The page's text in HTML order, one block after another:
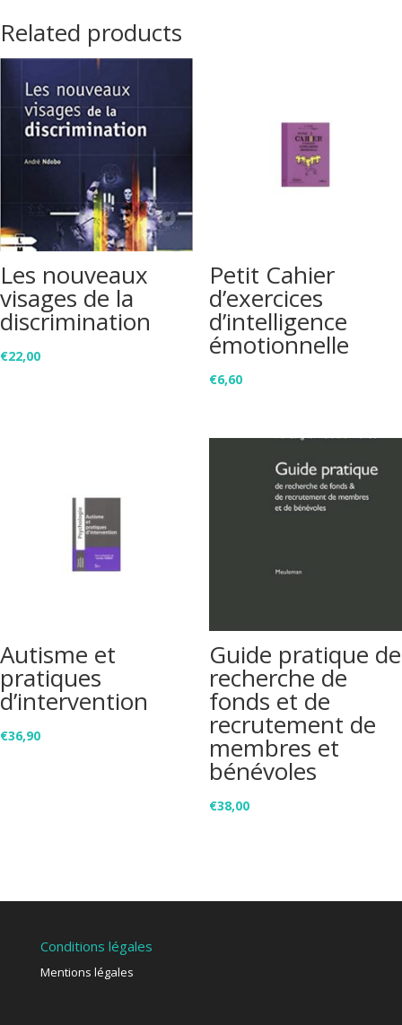
Related products
Les nouveaux
visages de la
discrimination
€22,00
Petit Cahier
d’exercices
d’intelligence
émotionnelle
€6,60
Autisme et
pratiques
d’intervention
€36,90
Guide pratique de
recherche de
fonds et de
recrutement de
membres et
bénévoles
€38,00
Conditions légales
Mentions légales